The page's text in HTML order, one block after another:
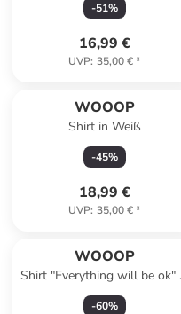
-51%
16,99 €
UVP: 35,00 €*
WOOOP
Shirt in Weiß
-45%
18,99 €
UVP: 35,00 €*
WOOOP
Shirt "Everything will be ok"
Weiß
-60%